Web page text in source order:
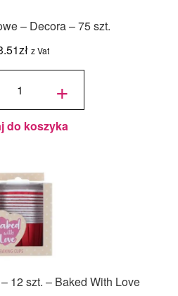
– Decora – 75 szt.
zł z Vat
+
do koszyka
12 szt. – Baked With Love